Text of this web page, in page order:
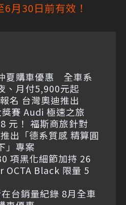
月30日前有效！
夏購車優惠 全車系
、月付5,900元起
名 台灣奧迪推出
賽 Audi 極速之旅
元！ 福斯商旅針對
出「德系質感 精算圓
」專案
項黑化細節加持 26
OCTA Black 限量 5
台銷量紀錄 8月全車